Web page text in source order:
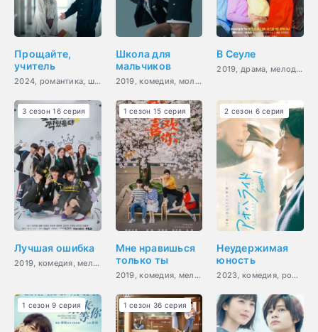
Прощайте,
учитель
2024, романтика, школа
Школа для
мальчиков
2019, комедия, молодость
В Сеуле
2019, драма, мелодрама, молодость
Лучшая ошибка
2019, комедия, мелодрама, романтика, молодость, драма
3 сезон 16 серия
Мне нравишься
только ты
2019, комедия, мелодрама, романтика, повседневность, молодость
1 сезон 15 серия
Неудержимая
юность
2023, комедия, романтика, молодость, драма
2 сезон 6 серия
1 сезон 9 серия 1 сезон 36 серия